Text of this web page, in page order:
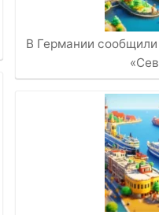
В Германии